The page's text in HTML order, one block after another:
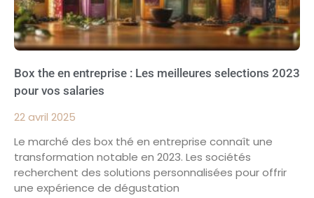
Box the en entreprise : Les meilleures selections 2023
pour vos salaries
22 avril 2025
Le marché des box thé en entreprise connaît une
transformation notable en 2023. Les sociétés
recherchent des solutions personnalisées pour offrir
une expérience de dégustation